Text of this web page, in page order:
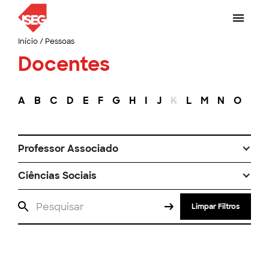
Início/ Pessoas
Docentes
A B C D E F G H I J K L M N O
Professor Associado
Ciências Sociais
Limpar Filtros